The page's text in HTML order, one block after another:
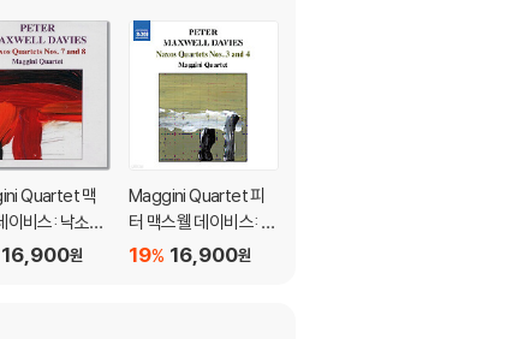
Quartet 맥
이비스: 낙소스
주 7, 8번 (Pe
16,900원
Maggini Quartet 피
터 맥스웰 데이비스: 낙
소스 사중주 3번, 4번
16,900원
19%